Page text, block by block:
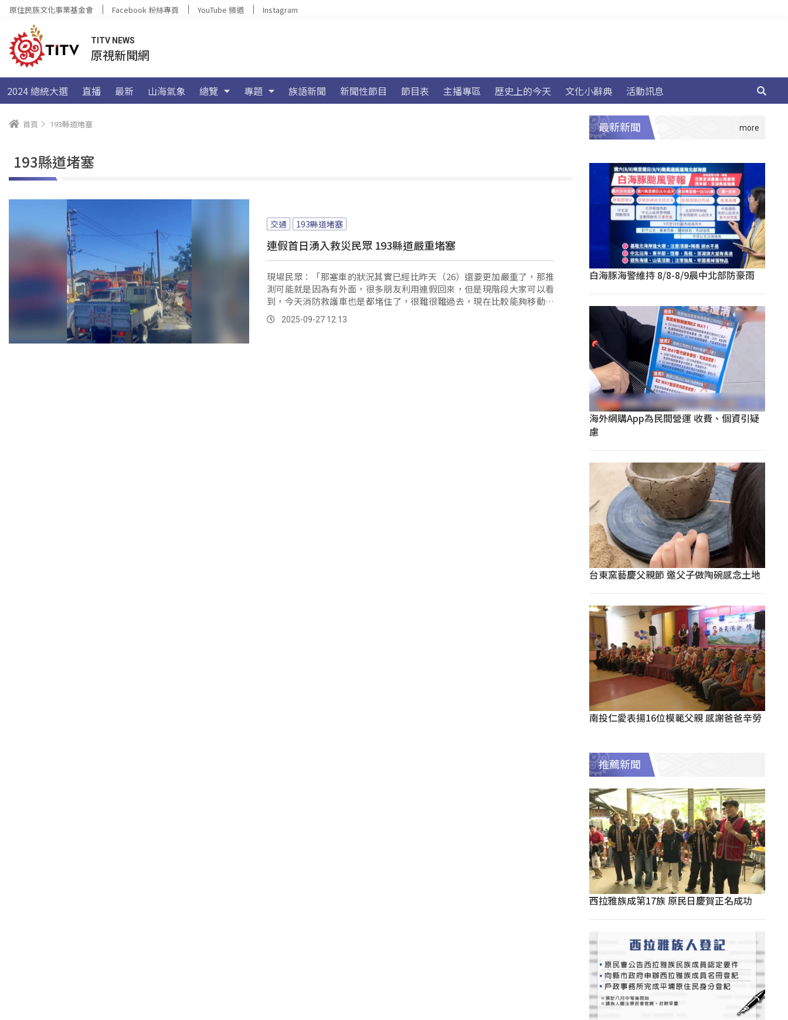
原住民族文化事業基金會 Facebook 粉絲專頁 YouTube 頻道 Instagram
TITV NEWS
原視新聞網
2024 總統大選 直播 最新 山海氣象 總覽 專題 族語新聞 新聞性節目 節目表 主播專區 歷史上的今天 文化小辭典 活動訊息
首頁 193縣道堵塞
193縣道堵塞
交通 193縣道堵塞
連假首日湧入救災民眾 193縣道嚴重堵塞
現場民眾：「那塞車的狀況其實已經比昨天（26）還要更加嚴重了，那推
測可能就是因為有外面，很多朋友利用連假回來，但是現階段大家可以看
到，今天消防救護車也是都堵住了，很難很難過去，現在比較能夠移動的
是機車...。
2025-09-27 12:13
最新新聞
白海豚海警維持 8/8-8/9晨中北部防豪雨
海外網購App為民間營運 收費、個資引疑
慮
台東窯藝慶父親節 邀父子做陶碗感念土地
南投仁愛表揚16位模範父親 感謝爸爸辛勞
推薦新聞
西拉雅族成第17族 原民日慶賀正名成功